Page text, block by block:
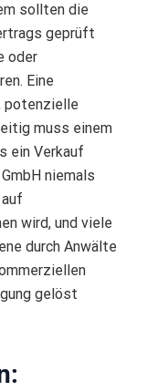
sollten die
geprüft
oder
Eine
potenzielle
muss einem
ein Verkauf
niemals
wird, und viele
durch Anwälte
gelöst